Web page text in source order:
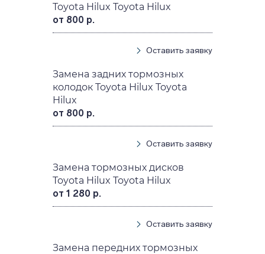
Toyota Hilux Toyota Hilux
от 800 р.
Оставить заявку
Замена задних тормозных
колодок Toyota Hilux Toyota
Hilux
от 800 р.
Оставить заявку
Замена тормозных дисков
Toyota Hilux Toyota Hilux
от 1 280 р.
Оставить заявку
Замена передних тормозных